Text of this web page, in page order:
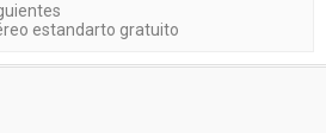
estandarto gratuito